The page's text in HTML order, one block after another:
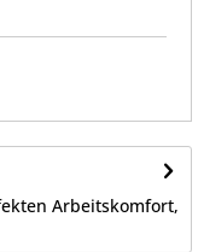
Arbeitskomfort,